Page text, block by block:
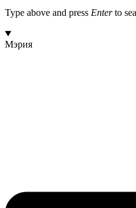
Type above and press Enterto
Мэрия